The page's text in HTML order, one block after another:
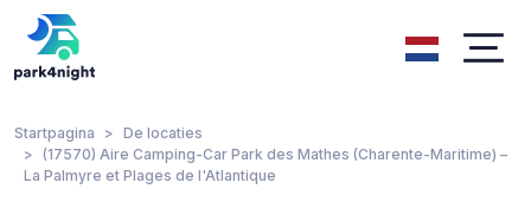
Startpagina
De locaties
(17570) Aire Camping-Car Park des Mathes (Charente-Maritime) –
La Palmyre et Plages de l'Atlantique